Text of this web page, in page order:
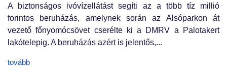
A biztonságos ivóvízellátást segíti az a több tíz millió
forintos beruházás, amelynek során az Alsóparkon át
vezető főnyomócsövet cserélte ki a DMRV a Palotakert
lakótelepig. A beruházás azért is jelentős,...
tovább